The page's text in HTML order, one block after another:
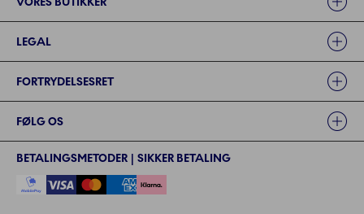
LEGAL
FORTRYDELSESRET
FØLG OS
BETALINGSMETODER | SIKKER BETALING